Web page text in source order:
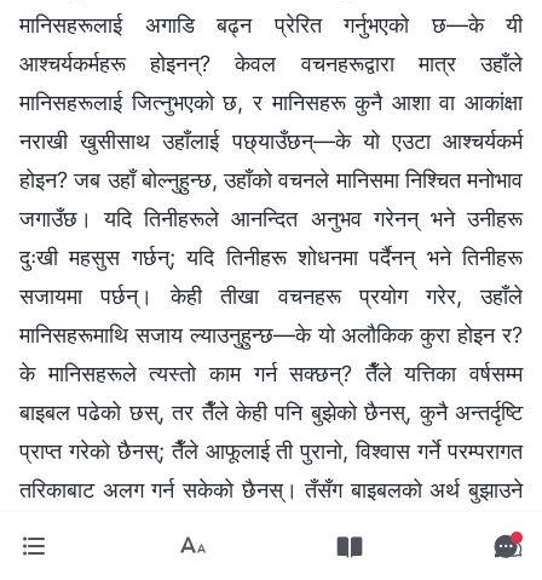
मानिसहरूलाई अगाडि बढ्न प्रेरित गर्नुभएको छ—के यी
आश्‍चर्यकर्महरू होइनन्? केवल वचनहरूद्वारा मात्र उहाँले
मानिसहरूलाई जित्नुभएको छ, र मानिसहरू कुनै आशा वा आकांक्षा
नराखी खुसीसाथ उहाँलाई पछ्याउँछन्—के यो एउटा आश्‍चर्यकर्म
होइन? जब उहाँ बोल्नुहुन्छ, उहाँको वचनले मानिसमा निश्चित मनोभाव
जगाउँछ। यदि तिनीहरूले आनन्दित अनुभव गरेनन् भने उनीहरू
दुःखी महसुस गर्छन्; यदि तिनीहरू शोधनमा पर्दैनन् भने तिनीहरू
सजायमा पर्छन्। केही तीखा वचनहरू प्रयोग गरेर, उहाँले
मानिसहरूमाथि सजाय ल्याउनुहुन्छ—के यो अलौकिक कुरा होइन र?
के मानिसहरूले त्यस्तो काम गर्न सक्छन्? तैँले यत्तिका वर्षसम्म
बाइबल पढेको छस्, तर तैँले केही पनि बुझेको छैनस्, कुनै अन्तर्दृष्टि
प्राप्त गरेको छैनस्; तैँले आफूलाई ती पुरानो, विश्‍वास गर्ने परम्परागत
तरिकाबाट अलग गर्न सकेको छैनस्। तँसँग बाइबलको अर्थ बुझाउने
कुनै तरिका छैन। तापनि उहाँले बाइबललाई पूर्ण रूपमा बुझ्न
सक्नुहुन्छ—यो अलौकिक कुरा होइन? यदि परमेश्‍वर पृथ्वीमा